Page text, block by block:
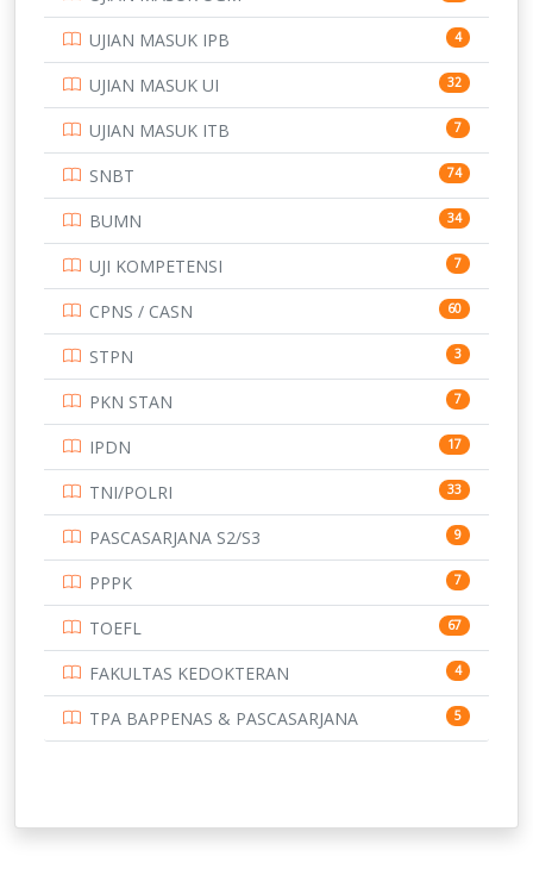
SMA 146
SMK 231
SMP 134
STIP 2
153
345
UNIVERSITAS AIRLANGGA 15
16
15
15
14
14
UNIVERSITAS CENDRAWASIH 14
15
219
11
144
UNIVERSITAS JEMBER
UJIAN MASUK IPB 4
UJIAN MASUK UI 32
UJIAN MASUK ITB 7
SNBT 74
BUMN 34
UJI KOMPETENSI 7
CPNS / CASN 60
STPN 3
PKN STAN 7
IPDN 17
TNI/POLRI 33
PASCASARJANA S2/S3 9
PPPK 7
TOEFL 67
FAKULTAS KEDOKTERAN 4
TPA BAPPENAS & PASCASARJANA 5